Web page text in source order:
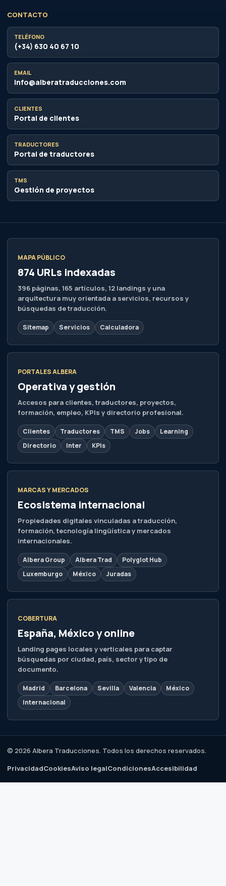
CONTACTO
TELÉFONO
(+34) 630 40 67 10
EMAIL
info@alberatraducciones.com
CLIENTES
Portal de clientes
TRADUCTORES
Portal de traductores
TMS
Gestión de proyectos
MAPA PÚBLICO
874 URLs indexadas
396 páginas, 165 artículos, 12 landings y una
arquitectura muy orientada a servicios, recursos y
búsquedas de traducción.
Sitemap Servicios Calculadora
PORTALES ALBERA
Operativa y gestión
Accesos para clientes, traductores, proyectos,
formación, empleo, KPIs y directorio profesional.
Clientes Traductores TMS Jobs
Learning
Directorio
Inter KPIs
MARCAS Y MERCADOS
Ecosistema internacional
Propiedades digitales vinculadas a traducción,
formación, tecnología lingüística y mercados
internacionales.
Albera Group Albera Trad
Polyglot Hub
Luxemburgo
México Juradas
COBERTURA
España, México y online
Landing pages locales y verticales para captar
búsquedas por ciudad, país, sector y tipo de
documento.
Madrid Barcelona Sevilla Valencia
México
Internacional
© 2026 Albera Traducciones. Todos los derechos reservados.
PrivacidadCookiesAviso legalCondicionesAccesibilidad